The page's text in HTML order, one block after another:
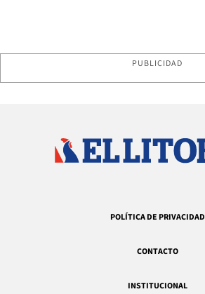
PUBLICIDAD
POLÍTICA DE PRIVACIDAD
CONTACTO
INSTITUCIONAL